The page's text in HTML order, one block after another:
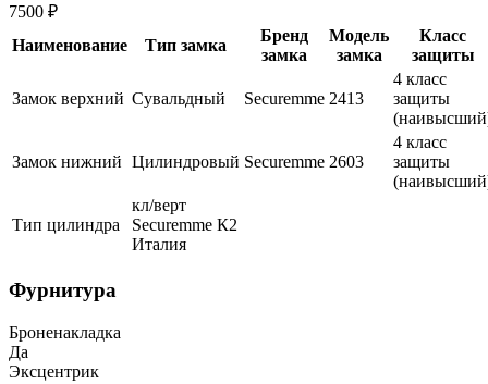
7500 ₽
Наименование
Тип замка
Бренд
замка
Модель
замка
Класс
защиты
Замок верхний Сувальдный Securemme 2413
4 класс
защиты
Замок нижний Цилиндровый Securemme 2603
4 класс
защиты
Тип цилиндра
кл/верт
Securemme К2
Италия
Фурнитура
Броненакладка
Да
Эксцентрик